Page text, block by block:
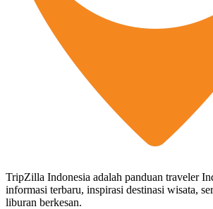
TripZilla Indonesia adalah panduan traveler
informasi terbaru, inspirasi destinasi wisata,
liburan berkesan.